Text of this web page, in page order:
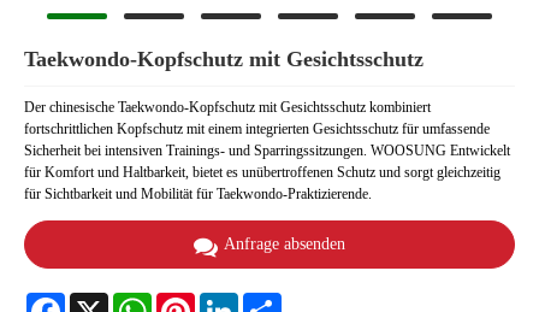
Taekwondo-Kopfschutz mit Gesichtsschutz
Der chinesische Taekwondo-Kopfschutz mit Gesichtsschutz kombiniert
fortschrittlichen Kopfschutz mit einem integrierten Gesichtsschutz für umfassende
Sicherheit bei intensiven Trainings- und Sparringssitzungen. WOOSUNG Entwickelt
für Komfort und Haltbarkeit, bietet es unübertroffenen Schutz und sorgt gleichzeitig
für Sichtbarkeit und Mobilität für Taekwondo-Praktizierende.
Anfrage absenden
FacebookX WhatsAppPinterestLinkedIn